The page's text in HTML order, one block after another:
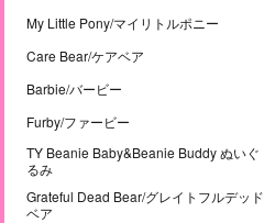
My Little Pony/マイリトルポニー
Care Bear/ケアベア
Barbie/バービー
Furby/ファービー
TY Beanie Baby&Beanie Buddy ぬいぐ
るみ
Grateful Dead Bear/グレイトフルデッド
ベア